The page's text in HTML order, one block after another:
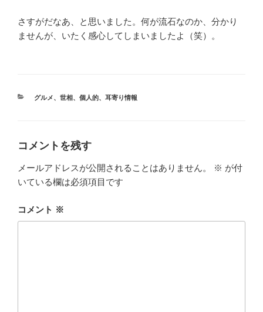
さすがだなあ、と思いました。何が流石なのか、分かり
ませんが、いたく感心してしまいましたよ（笑）。
カ
グルメ、 世相、 個人的、 耳寄り情報
コメントを残す
メールアドレスが公開されることはありません。 ※ が付
いている欄は必須項目です
コメント ※